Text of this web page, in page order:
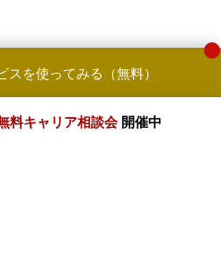
スを使ってみる（無料）
料キャリア相談会 開催中